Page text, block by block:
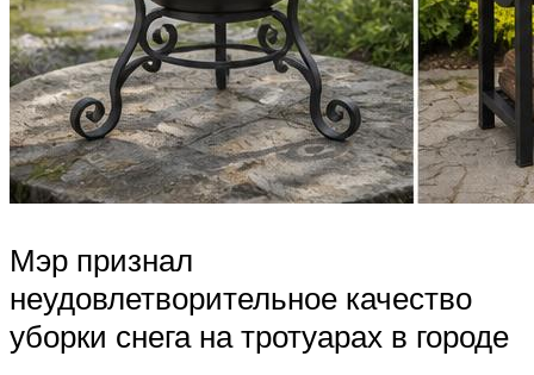
Мэр признал
неудовлетворительное качество
уборки снега на тротуарах в городе